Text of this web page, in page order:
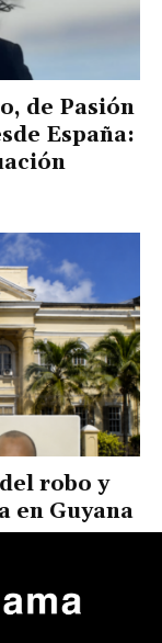
de Pasión
España:
robo y
en Guyana